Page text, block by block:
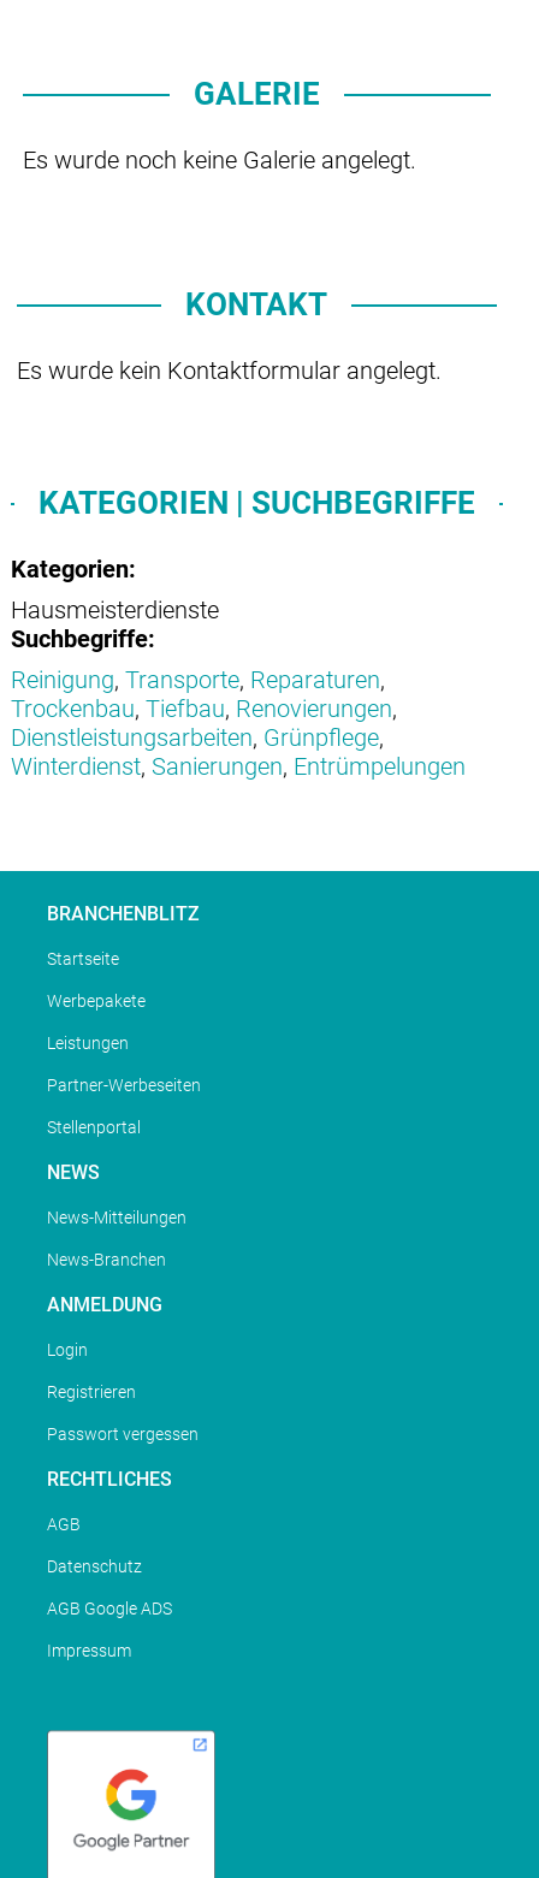
GALERIE
Es wurde noch keine Galerie angelegt.
KONTAKT
Es wurde kein Kontaktformular angelegt.
KATEGORIEN | SUCHBEGRIFFE
Kategorien:
Hausmeisterdienste
Suchbegriffe:
Reinigung, Transporte, Reparaturen,
Trockenbau, Tiefbau, Renovierungen,
Dienstleistungsarbeiten, Grünpflege,
Winterdienst, Sanierungen, Entrümpelungen
BRANCHENBLITZ
Startseite
Werbepakete
Leistungen
Partner-Werbeseiten
Stellenportal
NEWS
News-Mitteilungen
News-Branchen
ANMELDUNG
Login
Registrieren
Passwort vergessen
RECHTLICHES
AGB
Datenschutz
AGB Google ADS
Impressum